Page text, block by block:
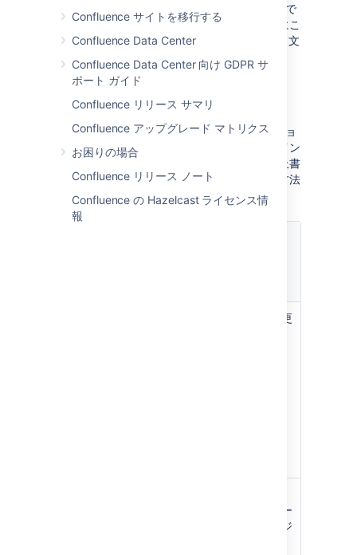
Confluence サイトを移行する
Confluence Data Center
Confluence Data Center 向け GDPR サ
ポート ガイド
Confluence リリース サマリ
Confluence アップグレード マトリクス
お困りの場合
Confluence リリース ノート
Confluence の Hazelcast ライセンス情
報
アップロードが完了すると、Word 文書の内容で
ページが作成されます。その後は、通常通りにこ
のページを表示し、編集できます。元の Word 文
インポート オプション
Word 文書のインポートにはいくつかのオプショ
ンがあり、これによってページの作成方法、イン
ポートによってスペース内の既存のページを上書
きするかどうか、ページ名の重複を処理する方法
などを制御できます。
これはインポートによって作成または更
ートを選択したときに表示していたペー
ジ）にインポートされるか、新規ページ